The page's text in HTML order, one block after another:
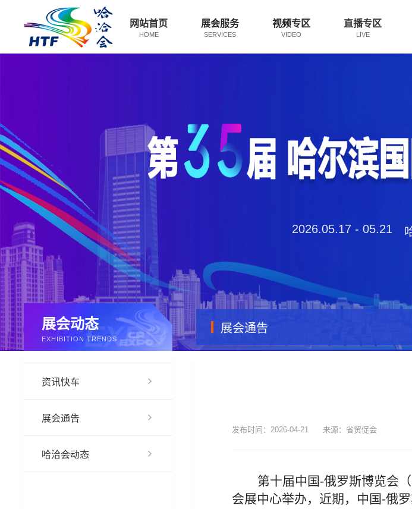
网站首页
HOME
展会服务
SERVICES
视频专区
VIDEO
直播专区
LIVE
2026.05.17 - 05.21
展会动态
EXHIBITION TRENDS
展会通告
资讯快车
展会通告
哈洽会动态
发布时间：2026-04-21 来源：省贸促会
第十届中国-俄罗斯博览会
会展中心举办， 近期， 中国-俄